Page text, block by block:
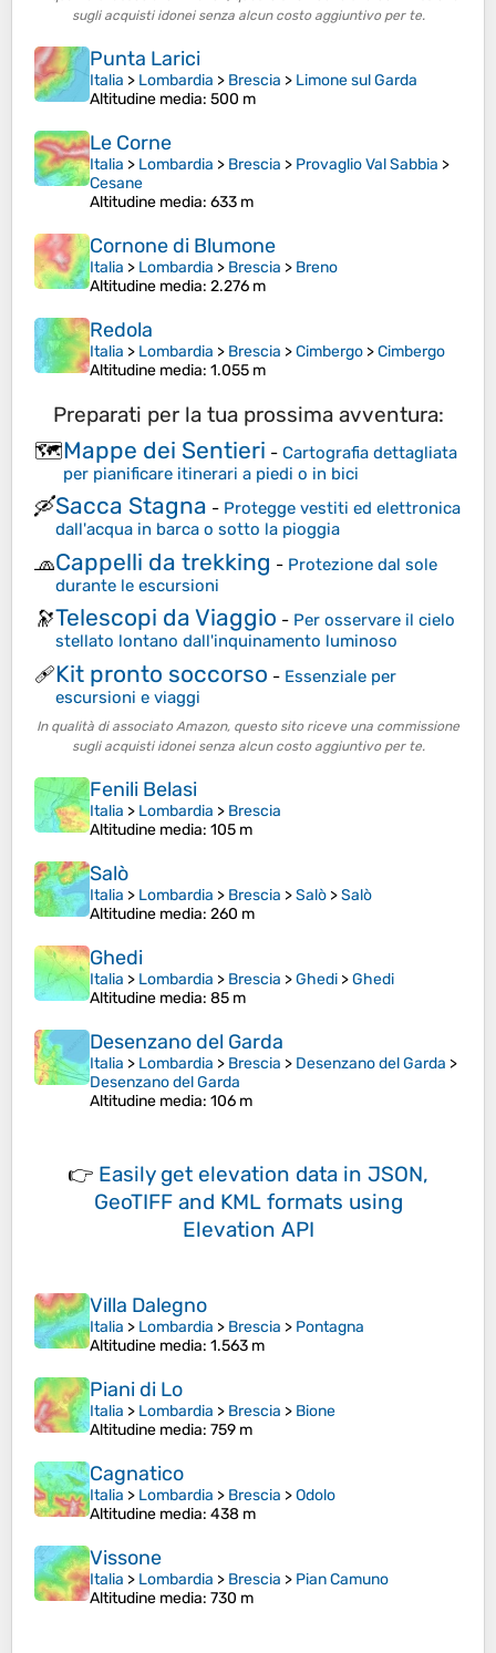
sugli acquisti idonei senza alcun costo aggiuntivo per te.
Punta Larici
Italia > Lombardia > Brescia > Limone sul Garda
Altitudine media: 500 m
Le Corne
Italia > Lombardia > Brescia > Provaglio Val Sabbia >
Cesane
Altitudine media: 633 m
Cornone di Blumone
Italia > Lombardia > Brescia > Breno
Altitudine media: 2.276 m
Redola
Italia > Lombardia > Brescia >Cimbergo >Cimbergo
Altitudine media: 1.055 m
Preparati per la tua prossima avventura:
🗺️Mappe dei Sentieri - Cartografia dettagliata
per pianificare itinerari a piedi o in bici
🛶Sacca Stagna - Protegge vestiti ed elettronica
dall'acqua in barca o sotto la pioggia
🧢Cappelli da trekking - Protezione dal sole
durante le escursioni
🔭Telescopi da Viaggio - Per osservare il cielo
stellato lontano dall'inquinamento luminoso
🩹Kit pronto soccorso - Essenziale per
escursioni e viaggi
In qualità di associato Amazon, questo sito riceve una commissione
sugli acquisti idonei senza alcun costo aggiuntivo per te.
Fenili Belasi
Italia > Lombardia > Brescia
Altitudine media: 105 m
Salò
Italia > Lombardia > Brescia >Salò >Salò
Altitudine media: 260 m
Ghedi
Italia > Lombardia > Brescia >Ghedi >Ghedi
Altitudine media: 85 m
Desenzano del Garda
Italia > Lombardia > Brescia > Desenzano del Garda >
Desenzano del Garda
Altitudine media: 106 m
👉 Easily get elevation data in JSON,
GeoTIFF and KML formats using
Elevation API
Villa Dalegno
Italia > Lombardia > Brescia > Pontagna
Altitudine media: 1.563 m
Piani di Lo
Italia > Lombardia > Brescia > Bione
Altitudine media: 759 m
Cagnatico
Italia > Lombardia > Brescia >Odolo
Altitudine media: 438 m
Vissone
Italia > Lombardia > Brescia > Pian Camuno
Altitudine media: 730 m